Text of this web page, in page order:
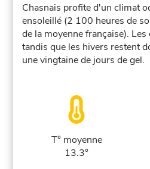
Chasnais profite d'un climat
ensoleillé (2 100 heures de
de la moyenne française).
tandis que les hivers restent
une vingtaine de jours de gel.
T° moyenne
13.3°